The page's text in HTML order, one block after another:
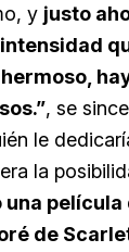
y justo
, se
le
la
una película
de